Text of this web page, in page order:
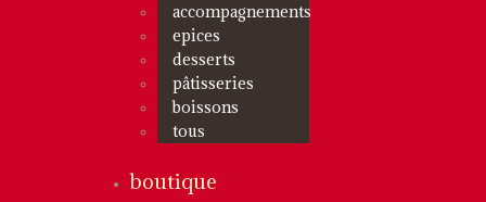
accompagnements
epices
desserts
pâtisseries
boissons
tous
boutique